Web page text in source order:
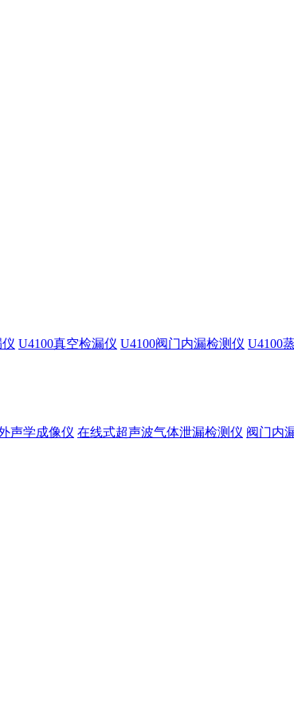
U4100真空检漏仪 U4100阀门内漏检测仪 U4100
声学成像仪 在线式超声波气体泄漏检测仪 阀门内